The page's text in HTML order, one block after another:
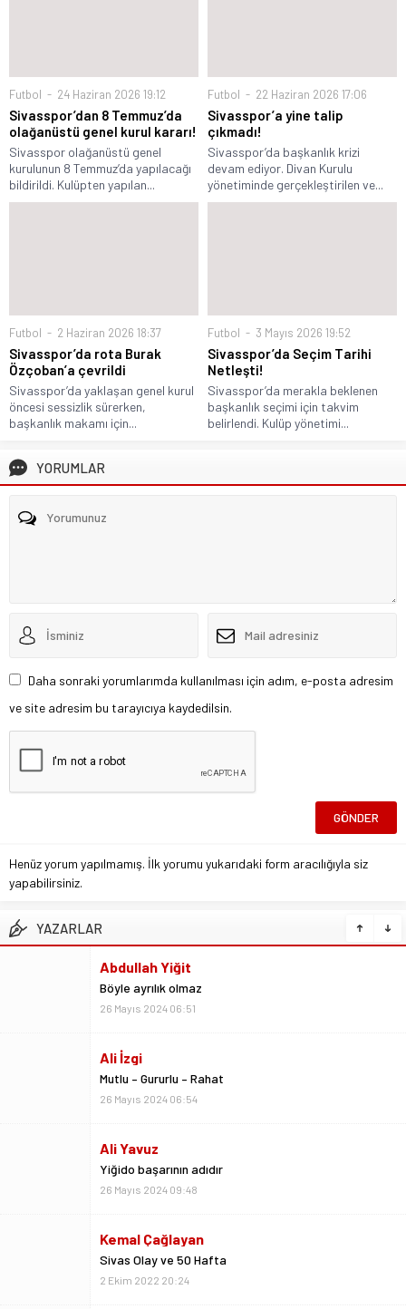
Futbol 24 Haziran 2026 19:12
Sivasspor’dan 8 Temmuz’da
olağanüstü genel kurul kararı!
Sivasspor olağanüstü genel
kurulunun 8 Temmuz’da yapılacağı
bildirildi. Kulüpten yapılan...
Futbol 22 Haziran 2026 17:06
Sivasspor’a yine talip
çıkmadı!
Sivasspor’da başkanlık krizi
devam ediyor. Divan Kurulu
yönetiminde gerçekleştirilen ve...
Futbol 2 Haziran 2026 18:37
Sivasspor’da rota Burak
Özçoban’a çevrildi
Sivasspor’da yaklaşan genel kurul
öncesi sessizlik sürerken,
başkanlık makamı için...
Futbol 3 Mayıs 2026 19:52
Sivasspor’da Seçim Tarihi
Netleşti!
Sivasspor’da merakla beklenen
başkanlık seçimi için takvim
belirlendi. Kulüp yönetimi...
YORUMLAR
Daha sonraki yorumlarımda kullanılması için adım, e-posta adresim
ve site adresim bu tarayıcıya kaydedilsin.
Henüz yorum yapılmamış. İlk yorumu yukarıdaki form aracılığıyla siz
yapabilirsiniz.
YAZARLAR
Ali İzgi
Mutlu – Gururlu – Rahat
26 Mayıs 2024 06:54
Ali Yavuz
Yiğido başarının adıdır
26 Mayıs 2024 09:48
Kemal Çağlayan
Sivas Olay ve 50 Hafta
2 Ekim 2022 20:24
Metin Kulaksız
Vedalar da sevgidendir
26 Mayıs 2024 06:53